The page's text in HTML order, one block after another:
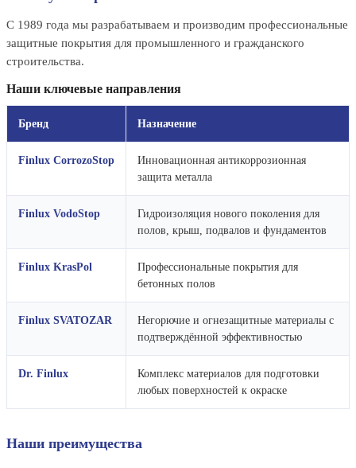
С 1989 года мы разрабатываем и производим профессиональные
защитные покрытия для промышленного и гражданского
строительства.
Наши ключевые направления
Бренд Назначение
Finlux CorrozoStop
Инновационная антикоррозионная
защита металла
Finlux VodoStop
Гидроизоляция нового поколения для
полов, крыш, подвалов и фундаментов
Finlux KrasPol
Профессиональные покрытия для
бетонных полов
Finlux SVATOZAR
Негорючие и огнезащитные материалы с
подтверждённой эффективностью
Dr. Finlux
Комплекс материалов для подготовки
любых поверхностей к окраске
Наши преимущества